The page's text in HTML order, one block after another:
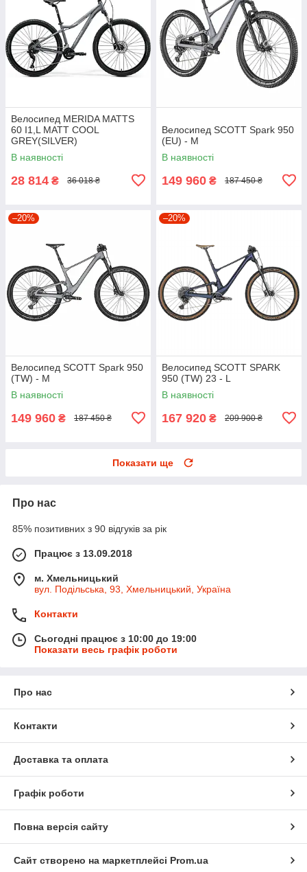
Велосипед MERIDA MATTS
60 I1,L MATT COOL
GREY(SILVER)
В наявності
28 814 ₴ 36 018 ₴
Велосипед SCOTT Spark 950
(EU) - M
В наявності
149 960 ₴ 187 450 ₴
–20%
Велосипед SCOTT Spark 950
(TW) - M
В наявності
149 960 ₴ 187 450 ₴
–20%
Велосипед SCOTT SPARK
950 (TW) 23 - L
В наявності
167 920 ₴ 209 900 ₴
Показати ще
Про нас
85% позитивних з 90 відгуків за рік
Працює з 13.09.2018
м. Хмельницький
вул. Подільська, 93, Хмельницький, Україна
Контакти
Сьогодні працює з 10:00 до 19:00
Показати весь графік роботи
Про нас
Контакти
Доставка та оплата
Графік роботи
Повна версія сайту
Сайт створено на маркетплейсі Prom.ua